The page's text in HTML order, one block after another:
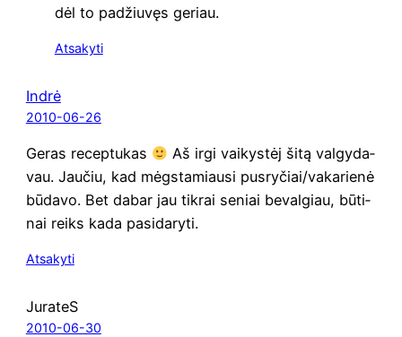
dėl to padžiu­vęs geriau.
Atsakyti
Indrė
2010-06-26
Geras recep­tu­kas
Aš irgi vai­kys­tėj šitą val­gy­da­
vau. Jau­čiu, kad mėgs­ta­miau­si pusryčiai/vakarienė
būda­vo. Bet dabar jau tik­rai seniai beval­giau, būti­
nai reiks kada pasidaryti.
Atsakyti
JurateS
2010-06-30